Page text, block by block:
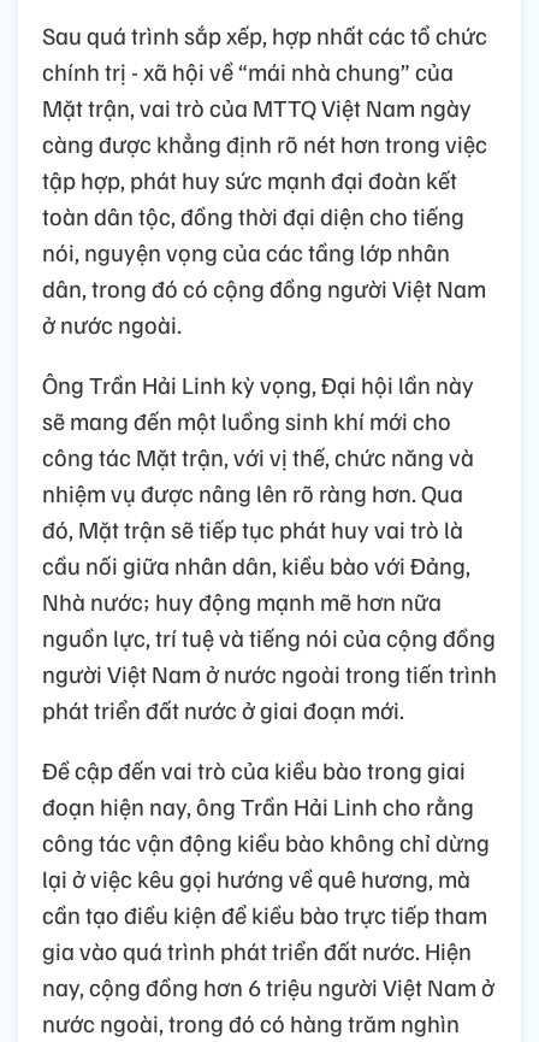
Sau quá trình sắp xếp, hợp nhất các tổ chức
chính trị - xã hội về “mái nhà chung” của
Mặt trận, vai trò của MTTQ Việt Nam ngày
càng được khẳng định rõ nét hơn trong việc
tập hợp, phát huy sức mạnh đại đoàn kết
toàn dân tộc, đồng thời đại diện cho tiếng
nói, nguyện vọng của các tầng lớp nhân
dân, trong đó có cộng đồng người Việt Nam
ở nước ngoài.
Ông Trần Hải Linh kỳ vọng, Đại hội lần này
sẽ mang đến một luồng sinh khí mới cho
công tác Mặt trận, với vị thế, chức năng và
nhiệm vụ được nâng lên rõ ràng hơn. Qua
đó, Mặt trận sẽ tiếp tục phát huy vai trò là
cầu nối giữa nhân dân, kiều bào với Đảng,
Nhà nước; huy động mạnh mẽ hơn nữa
nguồn lực, trí tuệ và tiếng nói của cộng đồng
người Việt Nam ở nước ngoài trong tiến trình
phát triển đất nước ở giai đoạn mới.
Đề cập đến vai trò của kiều bào trong giai
đoạn hiện nay, ông Trần Hải Linh cho rằng
công tác vận động kiều bào không chỉ dừng
lại ở việc kêu gọi hướng về quê hương, mà
cần tạo điều kiện để kiều bào trực tiếp tham
gia vào quá trình phát triển đất nước. Hiện
nay, cộng đồng hơn 6 triệu người Việt Nam ở
nước ngoài, trong đó có hàng trăm nghìn